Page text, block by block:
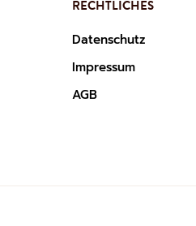
RECHTLICHES
Datenschutz
Impressum
AGB